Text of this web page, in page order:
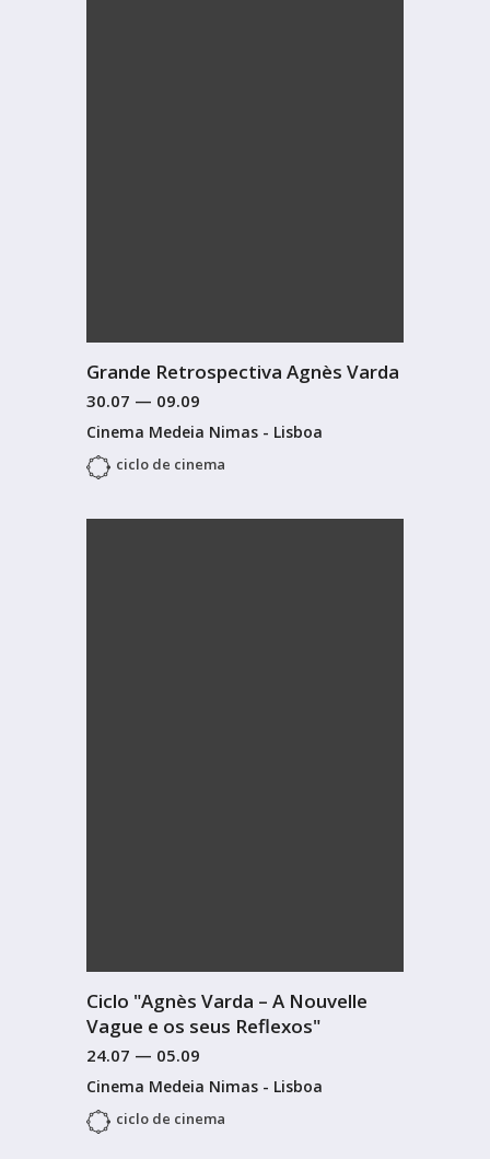
Grande Retrospectiva Agnès Varda
30.07 — 09.09
Cinema Medeia Nimas - Lisboa
ciclo de cinema
Ciclo "Agnès Varda – A Nouvelle
Vague e os seus Reflexos"
24.07 — 05.09
Cinema Medeia Nimas - Lisboa
ciclo de cinema